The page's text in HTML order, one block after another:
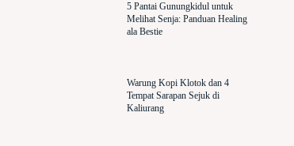
5 Pantai Gunungkidul untuk
Melihat Senja: Panduan Healing
ala Bestie
Warung Kopi Klotok dan 4
Tempat Sarapan Sejuk di
Kaliurang